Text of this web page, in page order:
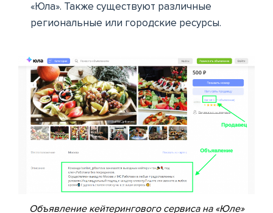
«Юла». Также существуют различные
региональные или городские ресурсы.
Объявление кейтерингового сервиса на «Юле»